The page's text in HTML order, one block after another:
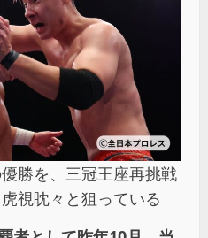
勝を、三冠王座再挑戦
視眈々と狙っている